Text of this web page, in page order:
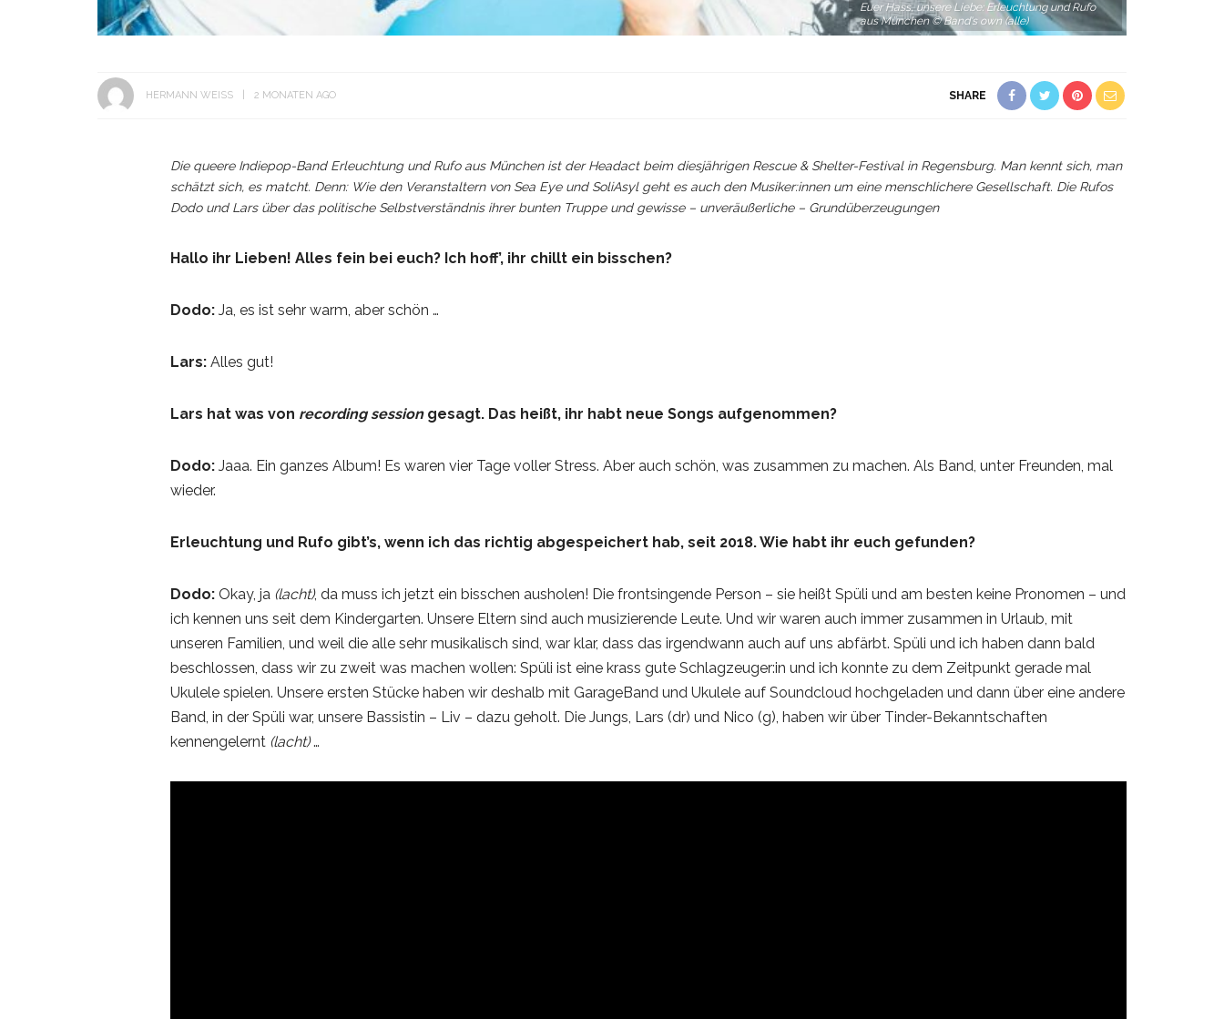
Euer Hass, unsere Liebe: Erleuchtung und Rufo
aus München © Band's own (alle)
HERMANN WEISS 2 MONATEN AGO SHARE
Die queere Indiepop-Band Erleuchtung und Rufo aus München ist der Headact beim diesjährigen Rescue & Shelter-Festival in Regensburg. Man kennt sich, man
schätzt sich, es matcht. Denn: Wie den Veranstaltern von Sea Eye und SoliAsyl geht es auch den Musiker:innen um eine menschlichere Gesellschaft. Die Rufos
Dodo und Lars über das politische Selbstverständnis ihrer bunten Truppe und gewisse – unveräußerliche – Grundüberzeugungen
Hallo ihr Lieben! Alles fein bei euch? Ich hoff’, ihr chillt ein bisschen?
Dodo: Ja, es ist sehr warm, aber schön …
Lars: Alles gut!
Lars hat was von recording sessiongesagt. Das heißt, ihr habt neue Songs aufgenommen?
Dodo: Jaaa. Ein ganzes Album! Es waren vier Tage voller Stress. Aber auch schön, was zusammen zu machen. Als Band, unter Freunden, mal
wieder.
Erleuchtung und Rufo gibt’s, wenn ich das richtig abgespeichert hab, seit 2018. Wie habt ihr euch gefunden?
Dodo: Okay, ja (lacht), da muss ich jetzt ein bisschen ausholen! Die frontsingende Person – sie heißt Spüli und am besten keine Pronomen – und
ich kennen uns seit dem Kindergarten. Unsere Eltern sind auch musizierende Leute. Und wir waren auch immer zusammen in Urlaub, mit
unseren Familien, und weil die alle sehr musikalisch sind, war klar, dass das irgendwann auch auf uns abfärbt. Spüli und ich haben dann bald
beschlossen, dass wir zu zweit was machen wollen: Spüli ist eine krass gute Schlagzeuger:in und ich konnte zu dem Zeitpunkt gerade mal
Ukulele spielen. Unsere ersten Stücke haben wir deshalb mit GarageBand und Ukulele auf Soundcloud hochgeladen und dann über eine andere
Band, in der Spüli war, unsere Bassistin – Liv – dazu geholt. Die Jungs, Lars (dr) und Nico (g), haben wir über Tinder-Bekanntschaften
kennengelernt (lacht)…